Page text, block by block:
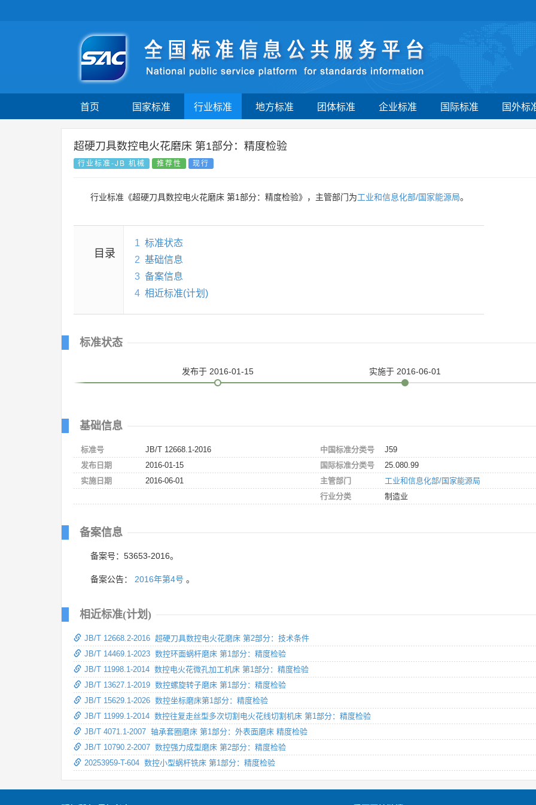
首页 国家标准 行业标准 地方标准 团体标准 企业标准 国际标准 国外标
超硬刀具数控电火花磨床 第1部分：精度检验
行业标准-JB 机械 推荐性 现行
行业标准《超硬刀具数控电火花磨床 第1部分：精度检验》，主管部门为工业和信息化部/国家能源局。
目录
1 标准状态
2 基础信息
3 备案信息
4 相近标准(计划)
标准状态
发布于 2016-01-15 实施于 2016-06-01
基础信息
标准号
JB/T 12668.1-2016
发布日期
2016-01-15
实施日期
2016-06-01
中国标准分类号
J59
国际标准分类号
25.080.99
主管部门
工业和信息化部/国家能源局
行业分类
制造业
备案信息
备案号：53653-2016。
备案公告： 2016年第4号 。
相近标准(计划)
JB/T 12668.2-2016 超硬刀具数控电火花磨床 第2部分：技术条件
JB/T 14469.1-2023 数控环面蜗杆磨床 第1部分：精度检验
JB/T 11998.1-2014 数控电火花微孔加工机床 第1部分：精度检验
JB/T 13627.1-2019 数控螺旋转子磨床 第1部分：精度检验
JB/T 15629.1-2026 数控坐标磨床第1部分：精度检验
JB/T 11999.1-2014 数控往复走丝型多次切割电火花线切割机床 第1部分：精度检验
JB/T 4071.1-2007 轴承套圈磨床 第1部分：外表面磨床 精度检验
JB/T 10790.2-2007 数控强力成型磨床 第2部分：精度检验
20253959-T-604 数控小型蜗杆铣床 第1部分：精度检验